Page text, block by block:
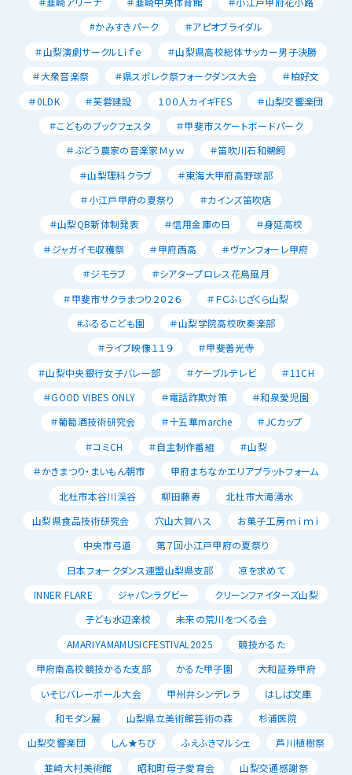
#かみすきパーク
＃アピオブライダル
＃山梨演劇サークルLｉｆｅ
＃山梨県高校総体サッカー男子決勝
＃大衆音楽祭
＃県スポレク祭フォークダンス大会
＃柏好文
＃0LDK
＃芙蓉建設 １００人カイギFES
＃山梨交響楽団
＃こどものブックフェスタ
＃甲斐市スケートボードパーク
＃ぶどう農家の音楽家Ｍｙｗ
＃笛吹川石和鵜飼
＃山梨理科クラブ
＃東海大甲府高野球部
＃小江戸甲府の夏祭り
＃カインズ笛吹店
＃山梨QB新体制発表
＃信用金庫の日
＃身延高校
＃ジャガイモ収穫祭
＃甲府西高
＃ヴァンフォーレ甲府
＃ジモラブ
＃シアタープロレス花鳥風月
＃甲斐市サクラまつり２０２６
＃ＦＣふじざくら山梨
#ふるるこども園
＃山梨学院高校吹奏楽部
＃ライブ映像１１９
＃甲斐善光寺
＃山梨中央銀行女子バレー部
＃ケーブルテレビ
＃11CH
＃GOOD VIBES ONLY
＃電話詐欺対策
＃和泉愛児園
＃葡萄酒技術研究会
＃十五華marche
＃JCカップ
＃コミCH
＃自主制作番組
＃山梨
＃かきまつり・まいもん朝市
甲府まちなかエリアプラットフォーム
北杜市本谷川渓谷
柳田藤寿
北杜市大滝湧水
山梨県食品技術研究会
穴山大賀ハス
お菓子工房ｍｉｍｉ
中央市弓道
第７回小江戸甲府の夏祭り
日本フォークダンス連盟山梨県支部
凉を求めて
INNER FLARE
ジャパンラグビー
クリーンファイターズ山梨
子ども水辺楽校
未来の荒川をつくる会
AMARIYAMAMUSICFESTIVAL2025
競技かるた
甲府南高校競技かるた支部
かるた甲子園
大和証券甲府
いそじバレーボール大会
甲州弁シンデレラ
はしば文庫
和モダン展
山梨県立美術館芸術の森
杉浦医院
山梨交響楽団
しん★ちび ふえふきマルシェ
芦川植樹祭
韮崎大村美術館
昭和町母子愛育会
山梨交通感謝祭